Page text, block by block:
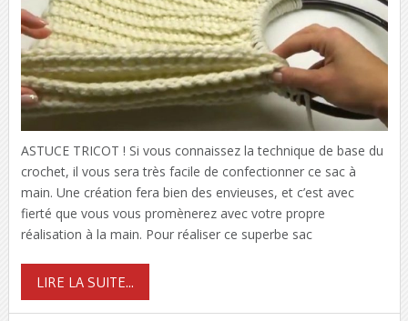
ASTUCE TRICOT ! Si vous connaissez la technique de base du
crochet, il vous sera très facile de confectionner ce sac à
main. Une création fera bien des envieuses, et c’est avec
fierté que vous vous promènerez avec votre propre
réalisation à la main. Pour réaliser ce superbe sac
LIRE LA SUITE...